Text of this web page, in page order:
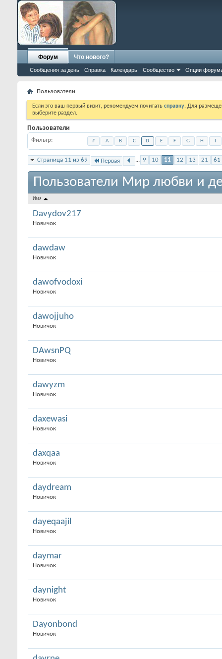
Форум
Сообщения за день Справка Календарь Сообщество Опции
Что нового?
Пользователи
Если это ваш первый визит, рекомендуем почитать справку. Для
выберите раздел.
Пользователи
Фильтр # A B C D E F G H
Страница 11 из 69 Первая ... 9 10 11 12 13 21 61
Пользователи Мир любви и
Имя
Davydov217
Новичок
dawdaw
Новичок
dawofvodoxi
Новичок
dawojjuho
Новичок
DAwsnPQ
Новичок
dawyzm
Новичок
daxewasi
Новичок
daxqaa
Новичок
daydream
Новичок
dayeqaajil
Новичок
daymar
Новичок
daynight
Новичок
Dayonbond
Новичок